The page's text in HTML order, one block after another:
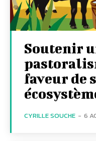
Soutenir
faveur de
CYRILLE SOUCHE - 6